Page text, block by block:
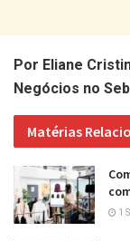
Por Eliane
Negócios no
Matérias
1